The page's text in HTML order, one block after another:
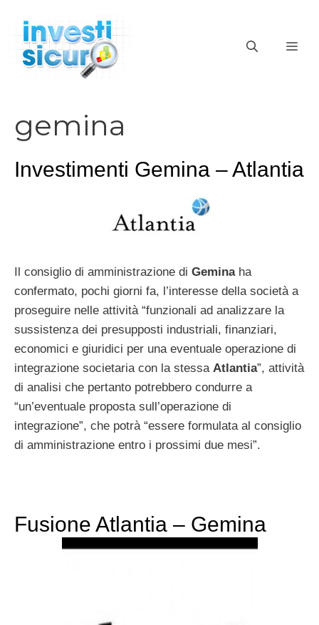
contenuto
gemina
Investimenti Gemina – Atlantia
Il consiglio di amministrazione di Geminaha
confermato, pochi giorni fa, l’interesse della società a
proseguire nelle attività “funzionali ad analizzare la
sussistenza dei presupposti industriali, finanziari,
economici e giuridici per una eventuale operazione di
integrazione societaria con la stessa Atlantia”, attività
di analisi che pertanto potrebbero condurre a
“un’eventuale proposta sull’operazione di
integrazione”, che potrà “essere formulata al consiglio
di amministrazione entro i prossimi due mesi”.
Fusione Atlantia – Gemina